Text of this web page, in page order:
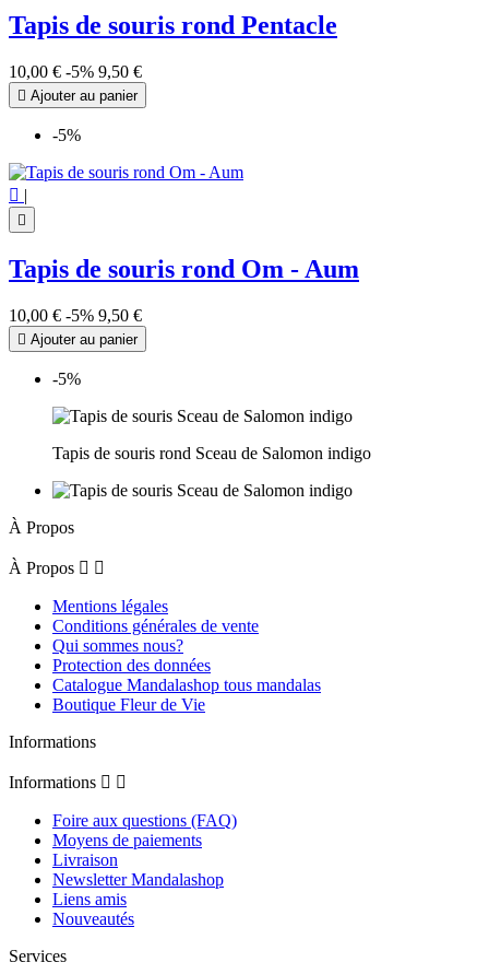
Tapis de souris rond Pentacle
10,00 € -5% 9,50 €
 Ajouter au panier
-5%
 |

Tapis de souris rond Om - Aum
10,00 € -5% 9,50 €
 Ajouter au panier
-5%
Tapis de souris rond Sceau de Salomon indigo
À Propos
À Propos  
Mentions légales
Conditions générales de vente
Qui sommes nous?
Protection des données
Catalogue Mandalashop tous mandalas
Boutique Fleur de Vie
Informations
Informations  
Foire aux questions (FAQ)
Moyens de paiements
Livraison
Newsletter Mandalashop
Liens amis
Nouveautés
Services